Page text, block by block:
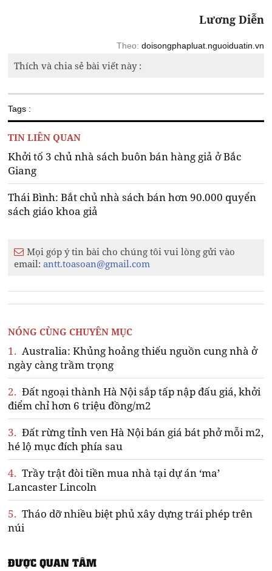
Lương Diễn
Theo: doisongphapluat.nguoiduatin.vn
Thích và chia sẻ bài viết này :
Tags :
TIN LIÊN QUAN
Khởi tố 3 chủ nhà sách buôn bán hàng giả ở Bắc
Giang
Thái Bình: Bắt chủ nhà sách bán hơn 90.000 quyển
sách giáo khoa giả
Mọi góp ý tin bài cho chúng tôi vui lòng gửi vào
email:antt.toasoan@gmail.com
NÓNG CÙNG CHUYÊN MỤC
1. Australia: Khủng hoảng thiếu nguồn cung nhà ở
ngày càng trầm trọng
2. Đất ngoại thành Hà Nội sắp tấp nập đấu giá, khởi
điểm chỉ hơn 6 triệu đồng/m2
3. Đất rừng tỉnh ven Hà Nội bán giá bát phở mỗi m2,
hé lộ mục đích phía sau
4. Trầy trật đòi tiền mua nhà tại dự án ‘ma’
Lancaster Lincoln
5. Tháo dỡ nhiều biệt phủ xây dựng trái phép trên
núi
ĐƯỢC QUAN TÂM